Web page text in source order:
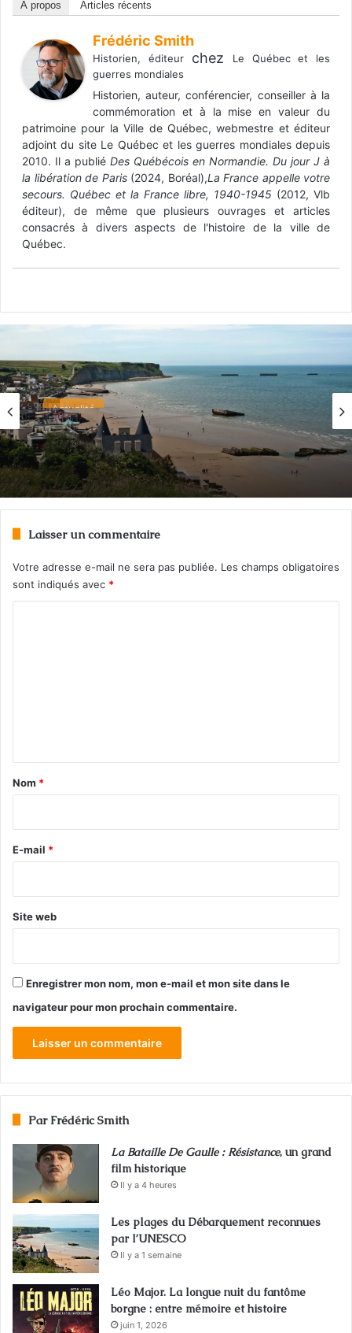
À propos Articles récents
Frédéric Smith
Historien, éditeurchez
Le Québec et les
guerres mondiales
Historien, auteur, conférencier, conseiller à la
commémoration et à la mise en valeur du
patrimoine pour la Ville de Québec, webmestre et éditeur
adjoint du site Le Québec et les guerres mondiales depuis
2010. Il a publié Des Québécois en Normandie. Du jour J à
la libération de Paris (2024, Boréal),La France appelle votre
secours. Québec et la France libre, 1940-1945 (2012, Vlb
éditeur), de même que plusieurs ouvrages et articles
consacrés à divers aspects de l'histoire de la ville de
Québec.
Actualité
Il y a 3 jours
Seconde Guerre mondiale
Actualité
Il y a 1 semaine
Les plages du Débarquement reconnues par
l’UNESCO
Laisser un commentaire
Votre adresse e-mail ne sera pas publiée. Les champs obligatoires
sont indiqués avec *
a
e
Nom *
E-mail *
Site web
Enregistrer mon nom, mon e-mail et mon site dans le
navigateur pour mon prochain commentaire.
Par Frédéric Smith
La Bataille De Gaulle : Résistance, un grand
film historique
Il y a 4 heures
Les plages du Débarquement reconnues
par l’UNESCO
Il y a 1 semaine
Léo Major. La longue nuit du fantôme
borgne : entre mémoire et histoire
juin 1, 2026